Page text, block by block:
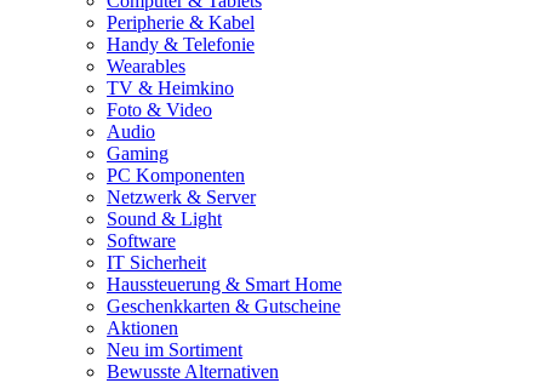
Peripherie & Kabel
Handy & Telefonie
Wearables
TV & Heimkino
Foto & Video
Audio
Gaming
PC Komponenten
Netzwerk & Server
Sound & Light
Software
IT Sicherheit
Haussteuerung & Smart Home
Geschenkkarten & Gutscheine
Aktionen
Neu im Sortiment
Bewusste Alternativen